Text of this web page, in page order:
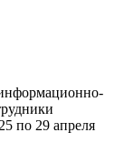
по 29 апреля